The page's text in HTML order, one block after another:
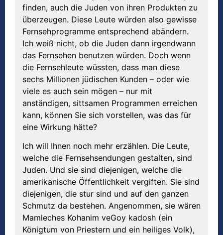
finden, auch die Juden von ihren Produkten zu
überzeugen. Diese Leute würden also gewisse
Fernsehprogramme entsprechend abändern.
Ich weiß nicht, ob die Juden dann irgendwann
das Fernsehen benutzen würden. Doch wenn
die Fernsehleute wüssten, dass man diese
sechs Millionen jüdischen Kunden – oder wie
viele es auch sein mögen – nur mit
anständigen, sittsamen Programmen erreichen
kann, können Sie sich vorstellen, was das für
eine Wirkung hätte?
Ich will Ihnen noch mehr erzählen. Die Leute,
welche die Fernsehsendungen gestalten, sind
Juden. Und sie sind diejenigen, welche die
amerikanische Öffentlichkeit vergiften. Sie sind
diejenigen, die stur sind und auf den ganzen
Schmutz da bestehen. Angenommen, sie wären
Mamleches Kohanim veGoy kadosh (ein
Königtum von Priestern und ein heiliges Volk),